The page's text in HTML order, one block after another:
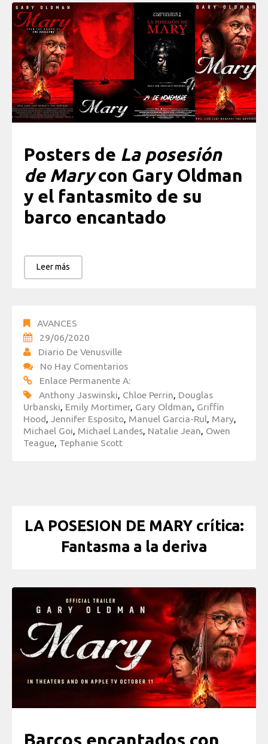
Posters de La posesión
de Marycon Gary Oldman
y el fantasmito de su
barco encantado
Leer más
AVANCES
29/06/2020
Diario De Venusville
No Hay Comentarios
Enlace Permanente A:
Anthony Jaswinski, Chloe Perrin, Douglas
Urbanski, Emily Mortimer, Gary Oldman, Griffin
Hood, Jennifer Esposito, Manuel Garcia-Rul, Mary,
Michael Goi, Michael Landes, Natalie Jean, Owen
Teague, Tephanie Scott
LA POSESION DE MARY crítica:
Fantasma a la deriva
Barcos encantados con